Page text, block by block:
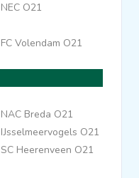
NEC O21
FC Volendam O21
NAC Breda O21
IJsselmeervogels O21
SC Heerenveen O21